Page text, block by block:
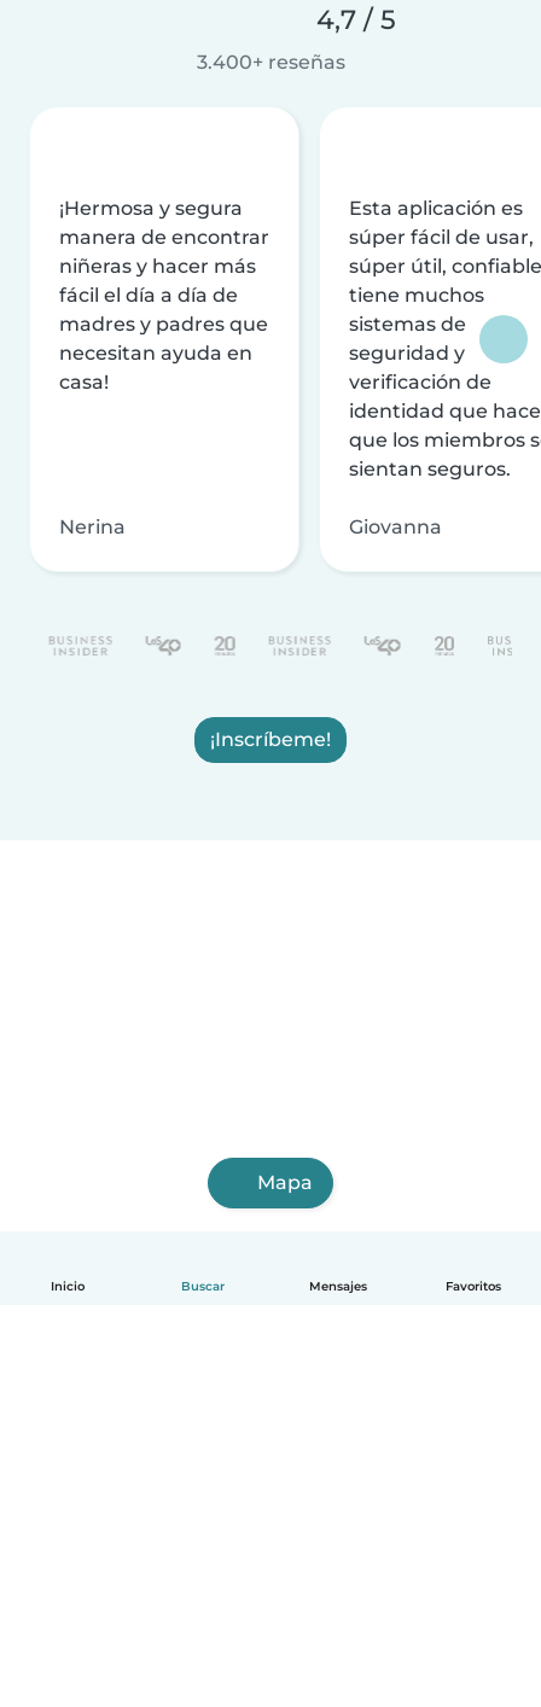
Inicio Buscar Mensajes Favoritos
4,7 / 5
3.400+ reseñas
¡Hermosa y segura
manera de encontrar
niñeras y hacer más
fácil el día a día de
madres y padres que
necesitan ayuda en
casa!
Nerina
Esta aplicación es
súper fácil de usar,
súper útil,
tiene muchos
sistemas de
seguridad y
verificación de
identidad que
que los miembros
sientan seguros.
Giovanna
¡Inscríbeme!
Mapa